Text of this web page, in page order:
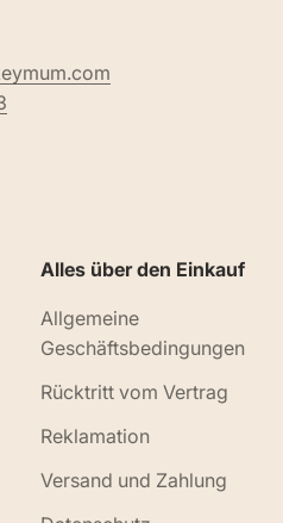
Alles über den Einkauf
Allgemeine
Geschäftsbedingungen
Rücktritt vom Vertrag
Reklamation
Versand und Zahlung